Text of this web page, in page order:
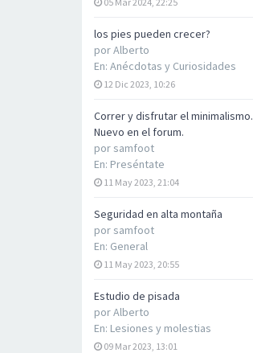
los pies pueden crecer?
porAlberto
En: Anécdotas y Curiosidades
12 Dic 2023, 10:26
Correr y disfrutar el minimalismo.
Nuevo en el forum.
por samfoot
En: Preséntate
11 May 2023, 21:04
Seguridad en alta montaña
por samfoot
En: General
11 May 2023, 20:55
Estudio de pisada
porAlberto
En: Lesiones y molestias
09 Mar 2023, 13:01